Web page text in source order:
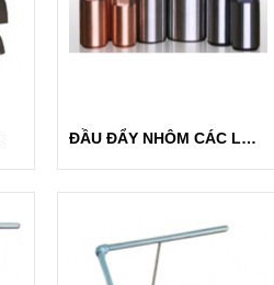
ĐẦU ĐẨY NHÔM CÁC LOẠI